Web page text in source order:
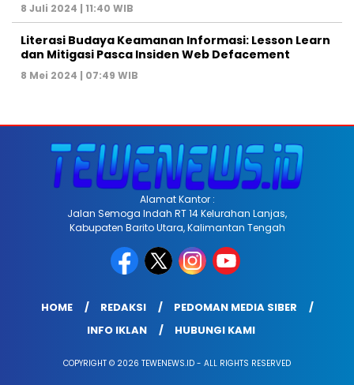
8 Juli 2024 | 11:40 WIB
Literasi Budaya Keamanan Informasi: Lesson Learn
dan Mitigasi Pasca Insiden Web Defacement
8 Mei 2024 | 07:49 WIB
Alamat Kantor :
Jalan Semoga Indah RT 14 Kelurahan Lanjas,
Kabupaten Barito Utara, Kalimantan Tengah
HOME REDAKSI
PEDOMAN MEDIA SIBER
INFO IKLAN
HUBUNGI KAMI
COPYRIGHT © 2026 TEWENEWS.ID - ALL RIGHTS RESERVED